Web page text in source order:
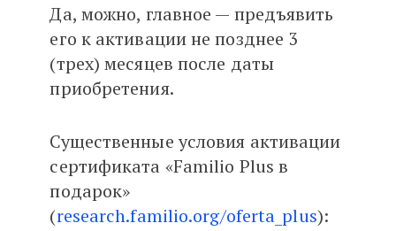
Да, можно, главное — предъявить
его к активации не позднее 3
(трех) месяцев после даты
приобретения.
Существенные условия активации
сертификата «Familio Plus в
подарок»
(research.familio.org/oferta_plus):